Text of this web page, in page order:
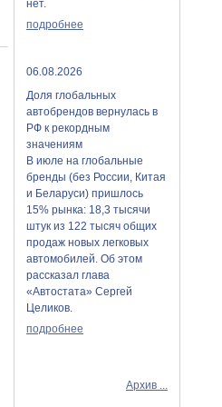
нет.
подробнее
06.08.2026
Доля глобальных
автобрендов вернулась в
РФ к рекордным
значениям
В июле на глобальные
бренды (без России, Китая
и Беларуси) пришлось
15% рынка: 18,3 тысячи
штук из 122 тысяч общих
продаж новых легковых
автомобилей. Об этом
рассказал глава
«Автостата» Сергей
Целиков.
подробнее
Архив ...